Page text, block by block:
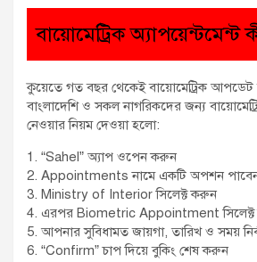
বায়োমেট্রিক অ্যাপয়েন্টমেন্ট
কুয়েতে গত বছর থেকেই বায়োমেট্রিক আপডেট
বাংলাদেশি ও সকল নাগরিকদের জন্য
নেওয়ার নিয়ম দেওয়া হলো:
1. “Sahel” অ্যাপ ওপেন করুন
2. Appointments নামে একটি অপশন
3. Ministry of Interior সিলেক্ট করুন
4. এরপর Biometric Appointment
5. আপনার সুবিধামত জায়গা, তারিখ ও সময়
6. “Confirm” চাপ দিয়ে বুকিং শেষ করুন